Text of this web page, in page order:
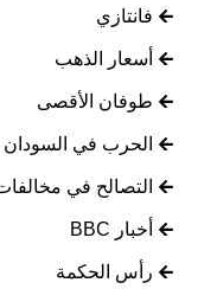
فانتازي
أسعار الذهب
طوفان الأقصى
الحرب في السودان
التصالح في مخالفات
أخبار BBC
رأس الحكمة